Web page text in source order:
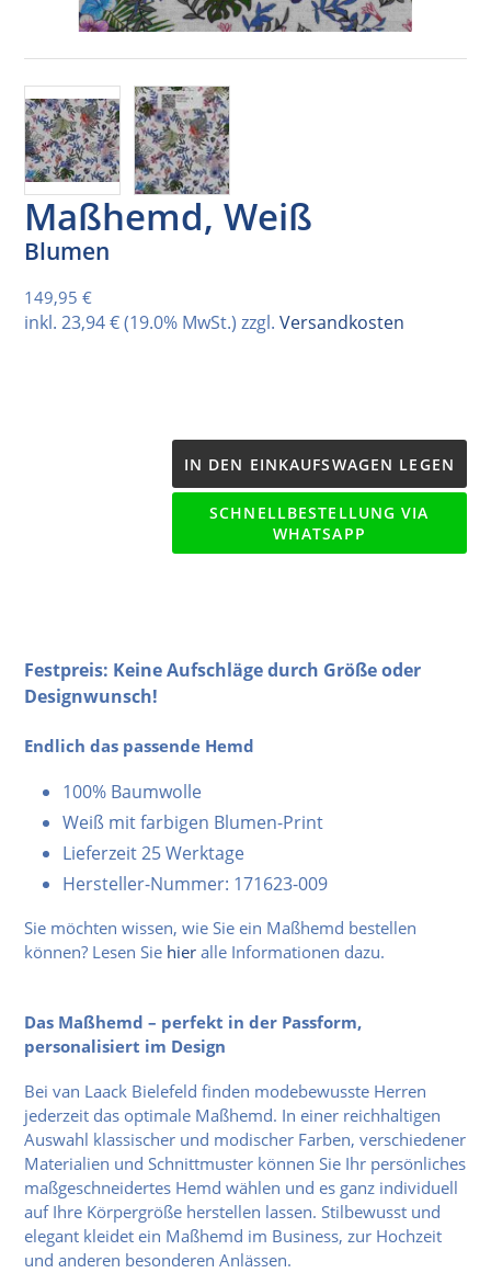
Maßhemd, Weiß
Blumen
Normaler Preis
149,95 €
inkl. 23,94 €(19.0% MwSt.) zzgl. Versandkosten
IN DEN EINKAUFSWAGEN LEGEN
SCHNELLBESTELLUNG VIA
WHATSAPP
Festpreis: Keine Aufschläge durch Größe oder
Designwunsch!
Endlich das passende Hemd
100% Baumwolle
Weiß mit farbigen Blumen-Print
Lieferzeit 25 Werktage
Hersteller-Nummer: 171623-009
Sie möchten wissen, wie Sie ein Maßhemd bestellen
können? Lesen Sie hier alle Informationen dazu.
Das Maßhemd – perfekt in der Passform,
personalisiert im Design
Bei van Laack Bielefeld finden modebewusste Herren
jederzeit das optimale Maßhemd. In einer reichhaltigen
Auswahl klassischer und modischer Farben, verschiedener
Materialien und Schnittmuster können Sie Ihr persönliches
maßgeschneidertes Hemd wählen und es ganz individuell
auf Ihre Körpergröße herstellen lassen. Stilbewusst und
elegant kleidet ein Maßhemd im Business, zur Hochzeit
und anderen besonderen Anlässen.